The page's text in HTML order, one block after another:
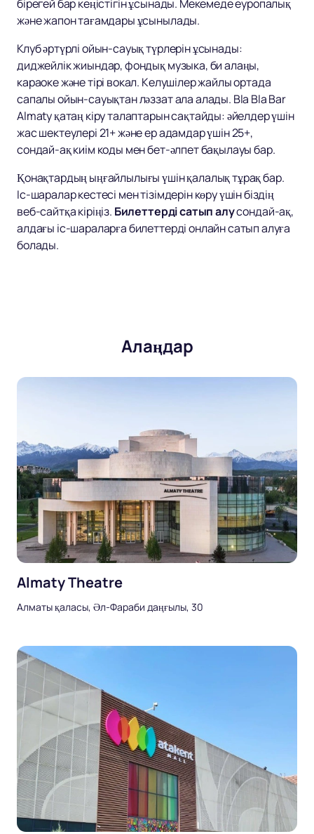
бірегей бар кеңістігін ұсынады. Мекемеде еуропалық
және жапон тағамдары ұсынылады.
Клуб әртүрлі ойын-сауық түрлерін ұсынады:
диджейлік жиындар, фондық музыка, би алаңы,
караоке және тірі вокал. Келушілер жайлы ортада
сапалы ойын-сауықтан ләззат ала алады. Bla Bla Bar
Almaty қатаң кіру талаптарын сақтайды: әйелдер үшін
жас шектеулері 21+ және ер адамдар үшін 25+,
сондай-ақ киім коды мен бет-әлпет бақылауы бар.
Қонақтардың ыңғайлылығы үшін қалалық тұрақ бар.
Іс-шаралар кестесі мен тізімдерін көру үшін біздің
веб-сайтқа кіріңіз. Билеттерді сатып алусондай-ақ,
алдағы іс-шараларға билеттерді онлайн сатып алуға
болады.
Алаңдар
Almaty Theatre
Алматы қаласы, Әл-Фараби даңғылы, 30